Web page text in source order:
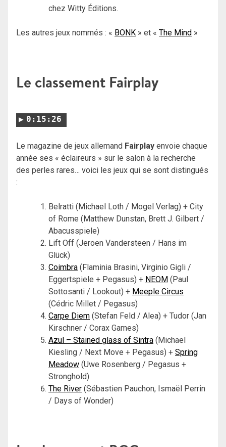
chez Witty Éditions.
Les autres jeux nommés : « BONK » et « The Mind »
Le classement Fairplay
0:15:26
Le magazine de jeux allemand Fairplay envoie chaque
année ses « éclaireurs » sur le salon à la recherche
des perles rares… voici les jeux qui se sont distingués
:
Belratti (Michael Loth / Mogel Verlag) + City
of Rome (Matthew Dunstan, Brett J. Gilbert /
Abacusspiele)
Lift Off (Jeroen Vandersteen / Hans im
Glück)
Coimbra (Flaminia Brasini, Virginio Gigli /
Eggertspiele + Pegasus) + NEOM (Paul
Sottosanti / Lookout) + Meeple Circus
(Cédric Millet / Pegasus)
Carpe Diem (Stefan Feld / Alea) + Tudor (Jan
Kirschner / Corax Games)
Azul – Stained glass of Sintra (Michael
Kiesling / Next Move + Pegasus) + Spring
Meadow (Uwe Rosenberg / Pegasus +
Stronghold)
The River (Sébastien Pauchon, Ismaël Perrin
/ Days of Wonder)